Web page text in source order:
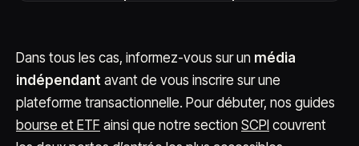
Dans tous les cas, informez-vous sur un média
indépendant avant de vous inscrire sur une
plateforme transactionnelle. Pour débuter, nos guides
bourse et ETF ainsi que notre section SCPI couvrent